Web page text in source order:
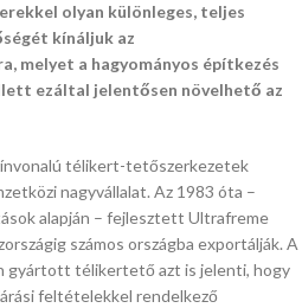
olyan különleges, teljes
kínáljuk az
melyet a hagyományos építkezés
ezáltal jelentősen növelhető az
télikert-tetőszerkezetek
nagyvállalat. Az 1983 óta –
alapján – fejlesztett Ultrafreme
számos országba exportálják. A
gyártott télikertető azt is jelenti, hogy
feltételekkel rendelkező